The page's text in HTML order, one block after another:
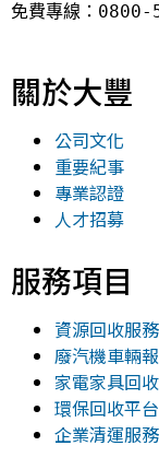
免費專線：
關於大豐
公司文化
重要紀事
專業認證
人才招募
服務項目
資源回收服務
廢汽機車輛
家電家具回收
環保回收平台
企業清運服務